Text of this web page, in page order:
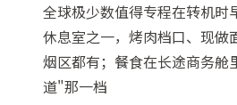
全球极少数值得专程在转机时
休息室之一，烤肉档口、现做
烟区都有；餐食在长途商务
道"那一档